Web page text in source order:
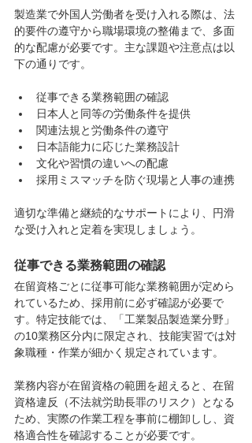
製造業で外国人労働者を受け入れる際は、法
的要件の遵守から職場環境の整備まで、多面
的な配慮が必要です。主な課題や注意点は以
下の通りです。
従事できる業務範囲の確認
日本人と同等の労働条件を提供
関連法規と労働条件の遵守
日本語能力に応じた業務設計
文化や習慣の違いへの配慮
採用ミスマッチを防ぐ現場と人事の連携
適切な準備と継続的なサポートにより、円滑
な受け入れと定着を実現しましょう。
従事できる業務範囲の確認
在留資格ごとに従事可能な業務範囲が定めら
れているため、採用前に必ず確認が必要で
す。特定技能では、「工業製品製造業分野」
の10業務区分内に限定され、技能実習では対
象職種・作業が細かく規定されています。
業務内容が在留資格の範囲を超えると、在留
資格違反（不法就労助長罪のリスク）となる
ため、実際の作業工程を事前に棚卸しし、資
格適合性を確認することが必要です。